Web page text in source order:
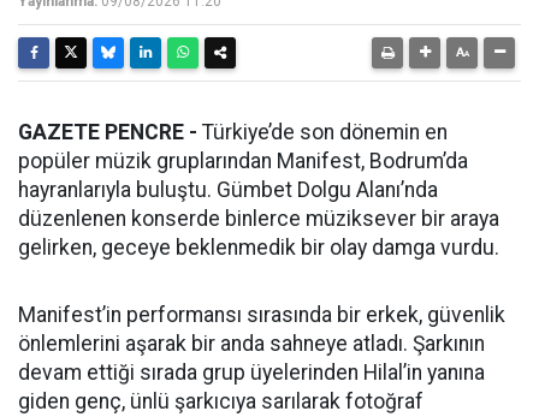
GAZETE PENCRE - Türkiye’de son dönemin en
popüler müzik gruplarından Manifest, Bodrum’da
hayranlarıyla buluştu. Gümbet Dolgu Alanı’nda
düzenlenen konserde binlerce müziksever bir araya
gelirken, geceye beklenmedik bir olay damga vurdu.
Manifest’in performansı sırasında bir erkek, güvenlik
önlemlerini aşarak bir anda sahneye atladı. Şarkının
devam ettiği sırada grup üyelerinden Hilal’in yanına
giden genç, ünlü şarkıcıya sarılarak fotoğraf